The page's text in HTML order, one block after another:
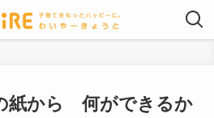
紙から 何ができるか